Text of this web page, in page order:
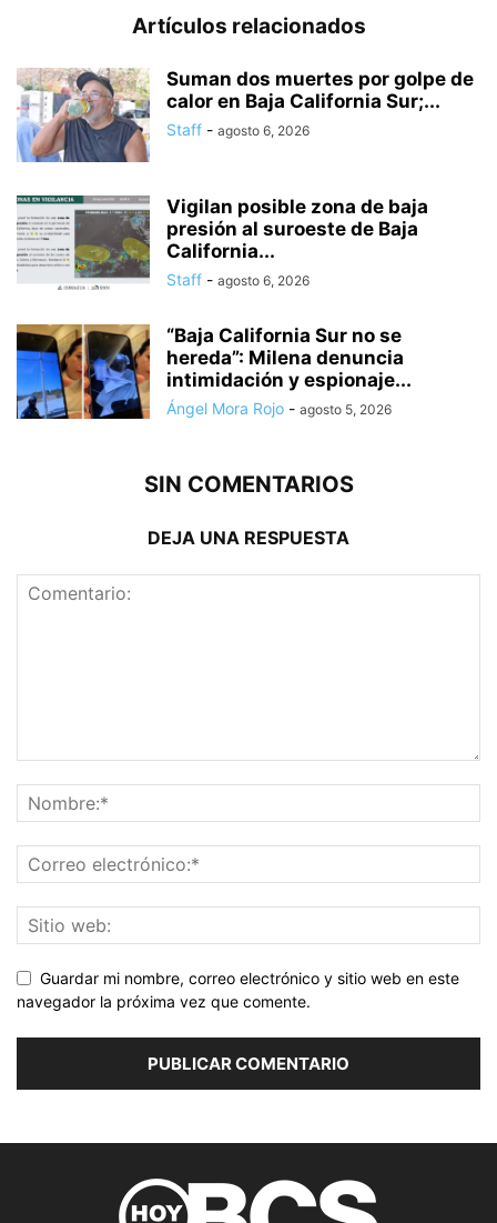
Artículos relacionados
Suman dos muertes por golpe de
calor en Baja California Sur;...
Staff - agosto 6, 2026
Vigilan posible zona de baja
presión al suroeste de Baja
California...
Staff - agosto 6, 2026
“Baja California Sur no se
hereda”: Milena denuncia
intimidación y espionaje...
Ángel Mora Rojo - agosto 5, 2026
SIN COMENTARIOS
DEJA UNA RESPUESTA
Guardar mi nombre, correo electrónico y sitio web en este
navegador la próxima vez que comente.